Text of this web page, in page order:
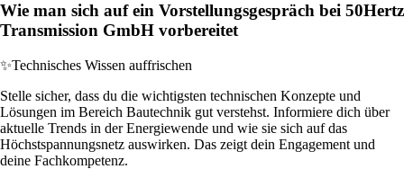
Wie man sich auf ein Vorstellungsgespräch bei 50Hertz
Transmission GmbH vorbereitet
✨Technisches Wissen auffrischen
Stelle sicher, dass du die wichtigsten technischen Konzepte und
Lösungen im Bereich Bautechnik gut verstehst. Informiere dich über
aktuelle Trends in der Energiewende und wie sie sich auf das
Höchstspannungsnetz auswirken. Das zeigt dein Engagement und
deine Fachkompetenz.